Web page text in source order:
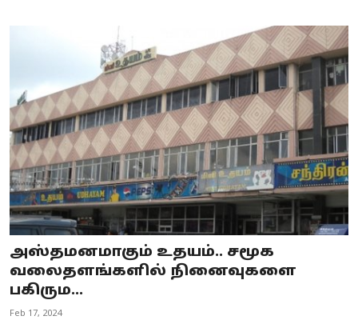
அஸ்தமனமாகும் உதயம்.. சமூக
வலைதளங்களில் நினைவுகளை
பகிரும...
Feb 17, 2024